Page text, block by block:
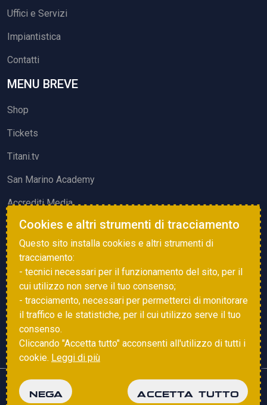
Uffici e Servizi
Impiantistica
Contatti
MENU BREVE
Shop
Tickets
Titani.tv
San Marino Academy
Accrediti Media
ATTIVITÀ ED EVENTI
Squadre di Calcio
Associazione Sammarinese Arbitri
Vota gol e parata
Copyright © 2025 FSGC. Tutti i diritti riservati
Cookies e altri strumenti di tracciamento
Questo sito installa cookies e altri strumenti di
tracciamento:
- tecnici necessari per il funzionamento del sito, per il
cui utilizzo non serve il tuo consenso;
- tracciamento, necessari per permetterci di monitorare
il traffico e le statistiche, per il cui utilizzo serve il tuo
consenso.
Cliccando "Accetta tutto" acconsenti all'utilizzo di tutti i
cookie. Leggi di più
NEGA ACCETTA TUTTO